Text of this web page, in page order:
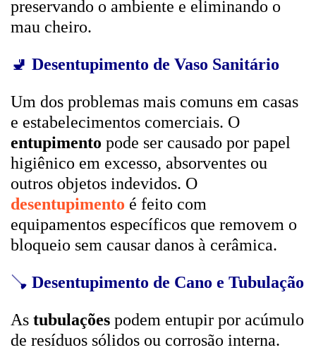
preservando o ambiente e eliminando o
mau cheiro.
🚽 Desentupimento de Vaso Sanitário
Um dos problemas mais comuns em casas
e estabelecimentos comerciais. O
entupimento pode ser causado por papel
higiênico em excesso, absorventes ou
outros objetos indevidos. O
desentupimento é feito com
equipamentos específicos que removem o
bloqueio sem causar danos à cerâmica.
🪠 Desentupimento de Cano e Tubulação
As tubulações podem entupir por acúmulo
de resíduos sólidos ou corrosão interna.